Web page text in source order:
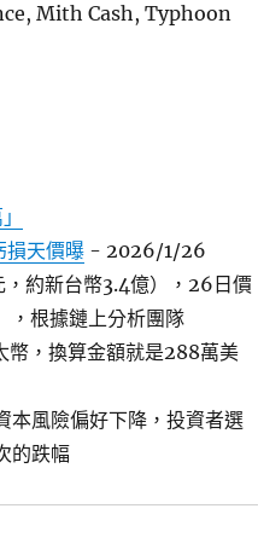
Mith Cash, Typhoon
天價曝- 2026/1/26
約新台幣3.4億），26日價
，根據鏈上分析團隊
，換算金額就是288萬美
本風險偏好下降，投資者選
的跌幅